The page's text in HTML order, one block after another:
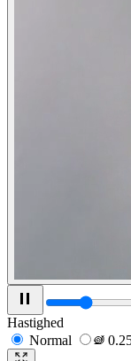
Hastighed
Normal